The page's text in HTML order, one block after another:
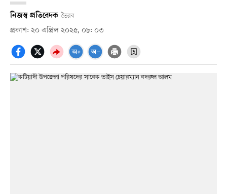
নিজস্ব প্রতিবেদক ভৈরব
প্রকাশ: ২০ এপ্রিল ২০২৫, ০৮: ০৩